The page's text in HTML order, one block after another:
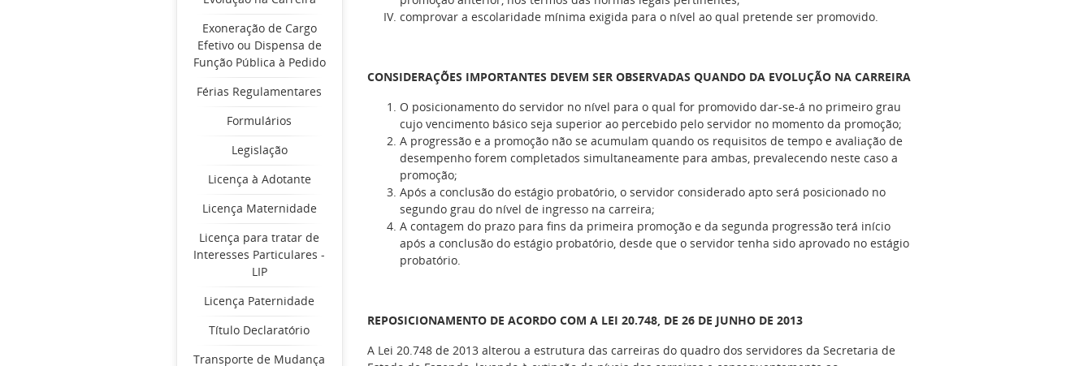
Exoneração de Cargo
Efetivo ou Dispensa de
Função Pública à Pedido
Férias Regulamentares
Formulários
Legislação
Licença à Adotante
Licença Maternidade
Licença para tratar de
Interesses Particulares -
LIP
Licença Paternidade
Título Declaratório
Transporte de Mudança
comprovar a escolaridade mínima exigida para o nível ao qual pretende ser promovido.
CONSIDERAÇÕES IMPORTANTES DEVEM SER OBSERVADAS QUANDO DA EVOLUÇÃO NA CARREIRA
O posicionamento do servidor no nível para o qual for promovido dar-se-á no primeiro grau
cujo vencimento básico seja superior ao percebido pelo servidor no momento da promoção;
A progressão e a promoção não se acumulam quando os requisitos de tempo e avaliação de
desempenho forem completados simultaneamente para ambas, prevalecendo neste caso a
promoção;
Após a conclusão do estágio probatório, o servidor considerado apto será posicionado no
segundo grau do nível de ingresso na carreira;
A contagem do prazo para fins da primeira promoção e da segunda progressão terá início
após a conclusão do estágio probatório, desde que o servidor tenha sido aprovado no estágio
probatório.
REPOSICIONAMENTO DE ACORDO COM A LEI 20.748, DE 26 DE JUNHO DE 2013
A Lei 20.748 de 2013 alterou a estrutura das carreiras do quadro dos servidores da Secretaria de